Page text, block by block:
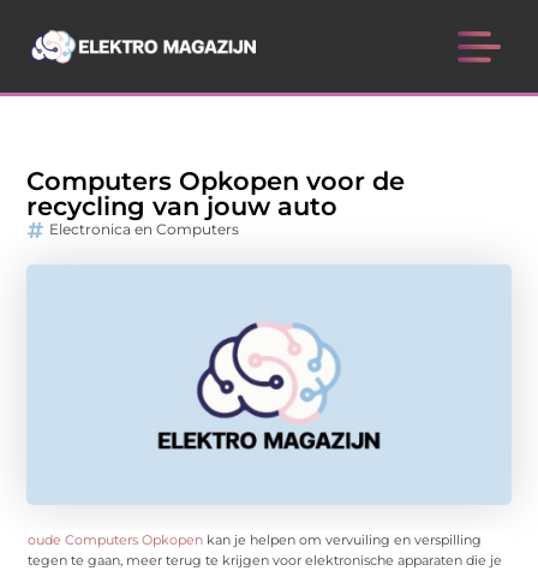
Computers Opkopen voor de
recycling van jouw auto
Electronica en Computers
oude Computers Opkopen kan je helpen om vervuiling en verspilling
tegen te gaan, meer terug te krijgen voor elektronische apparaten die je